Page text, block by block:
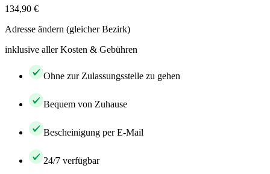
134,90 €
Adresse ändern (gleicher Bezirk)
inklusive aller Kosten & Gebühren
Ohne zur Zulassungsstelle zu gehen
Bequem von Zuhause
Bescheinigung per E-Mail
24/7 verfügbar